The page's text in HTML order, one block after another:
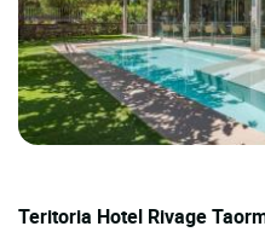
Teritoria Hotel Rivage